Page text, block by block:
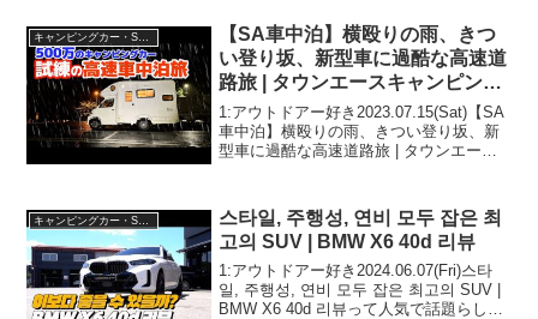
アウトドアー好き2022.01.10(M...
キャンピングカー・SUV人気車種
【SA車中泊】横殴りの雨、きつ
い登り坂、新型車に過酷な高速道
路旅 | タウンエースキャンピング
カー新たに感じたデメリット8メ
リット5【ステージ21オハナプ
ロ】
1:アウトドアー好き2023.07.15(Sat)【SA
車中泊】横殴りの雨、きつい登り坂、新
型車に過酷な高速道路旅 | タウンエース
って人気で話題らしいぞ、見逃さな...
스타일, 주행성, 연비 모두 잡은 최
고의 SUV | BMW X6 40d 리뷰
1:アウトドアー好き2024.06.07(Fri)스타
일, 주행성, 연비 모두 잡은 최고의 SUV |
BMW X6 40d 리뷰って人気で話題らしい